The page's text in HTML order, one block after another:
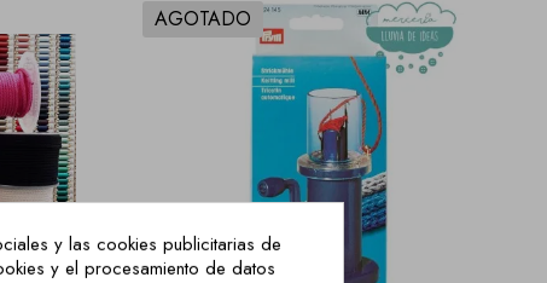
AGOTADO
y las cookies publicitarias de
y el procesamiento de datos